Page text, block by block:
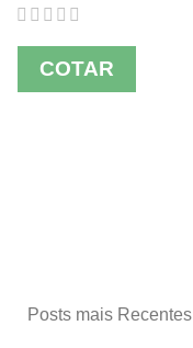
COTAR
Posts mais Recentes